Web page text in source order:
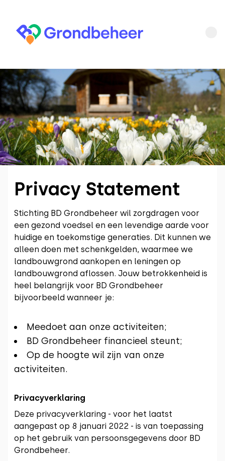
Privacy Statement
Stichting BD Grondbeheer wil zorgdragen voor
een gezond voedsel en een levendige aarde voor
huidige en toekomstige generaties. Dit kunnen we
alleen doen met schenkgelden, waarmee we
landbouwgrond aankopen en leningen op
landbouwgrond aflossen. Jouw betrokkenheid is
heel belangrijk voor BD Grondbeheer
bijvoorbeeld wanneer je:
Meedoet aan onze activiteiten;
BD Grondbeheer financieel steunt;
Op de hoogte wil zijn van onze
activiteiten.
Privacyverklaring
Deze privacyverklaring - voor het laatst
aangepast op 8 januari 2022 - is van toepassing
op het gebruik van persoonsgegevens door BD
Grondbeheer.